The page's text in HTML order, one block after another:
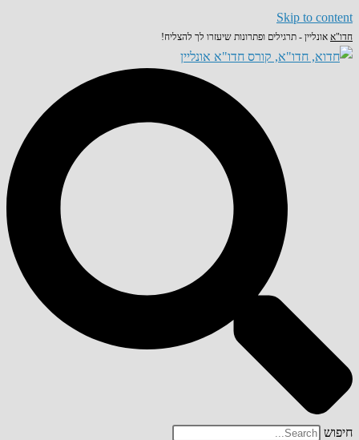
Skip to content
חדו"א אונליין - תרגילים ופתרונות שיעזרו לך להצליח!
חיפוש